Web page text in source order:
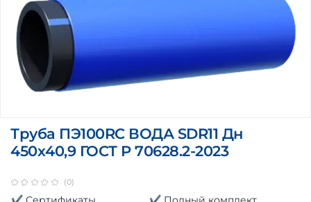
(0)
Труба ПЭ100RC ВОДА SDR11 Дн
450х40,9 ГОСТ Р 70628.2-2023